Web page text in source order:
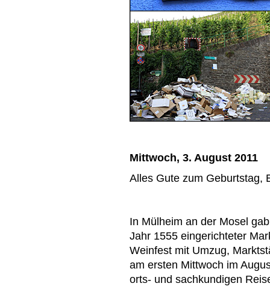
Mittwoch, 3. August 2011
Alles Gute zum Geburtstag,
In Mülheim an der Mosel
Jahr 1555 eingerichteter
Weinfest mit Umzug,
am ersten Mittwoch im
orts- und sachkundigen